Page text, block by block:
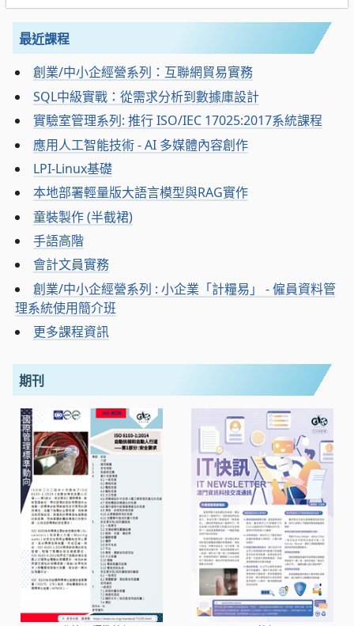
最近課程
創業/中小企經營系列：互聯網貿易實務
SQL中級實戰：從需求分析到數據庫設計
實驗室管理系列: 推行 ISO/IEC 17025:2017系統課程
應用人工智能技術 - AI 多媒體內容創作
LPI-Linux基礎
本地部署輕量版大語言模型與RAG實作
童裝製作 (半截裙)
手語高階
會計文員實務
創業/中小企經營系列 : 小企業「計糧易」 - 僱員資料管
理系統使用簡介班
更多課程資訊
期刊